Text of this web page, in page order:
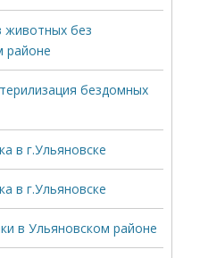
животных без
районе
бездомных
в г.Ульяновске
в г.Ульяновске
в Ульяновском районе